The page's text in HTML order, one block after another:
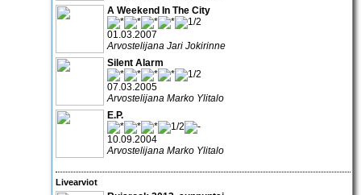
A Weekend In The City
01.03.2007
Arvostelijana Jari Jokirinne
Silent Alarm
07.03.2005
Arvostelijana Marko Ylitalo
E.P.
10.09.2004
Arvostelijana Marko Ylitalo
Livearviot